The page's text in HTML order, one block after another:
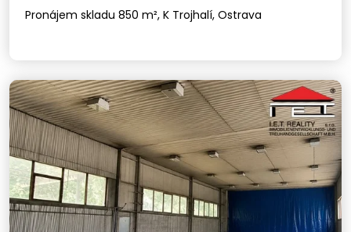
Pronájem skladu 850 m², K Trojhalí, Ostrava